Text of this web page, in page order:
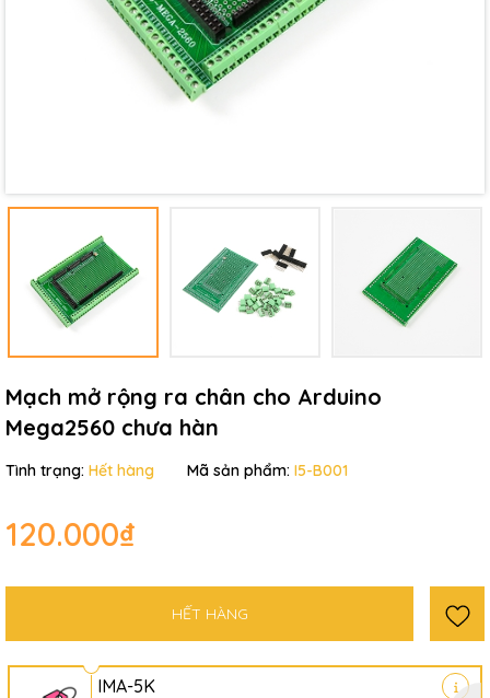
Mạch mở rộng ra chân cho Arduino
Mega2560 chưa hàn
Tình trạng: Hết hàng Mã sản phẩm: I5-B001
120.000₫
HẾT HÀNG
IMA-5K